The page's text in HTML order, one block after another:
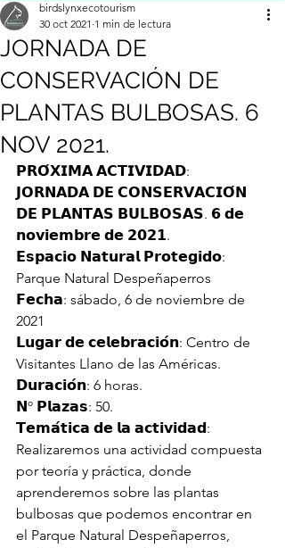
JORNADA DE
CONSERVACIÓN DE
PLANTAS BULBOSAS. 6
NOV 2021.
birdslynxecotourism
30 oct 2021 1 min de lectura
𝗣𝗥𝗢́𝗫𝗜𝗠𝗔 𝗔𝗖𝗧𝗜𝗩𝗜𝗗𝗔𝗗:
𝗝𝗢𝗥𝗡𝗔𝗗𝗔 𝗗𝗘 𝗖𝗢𝗡𝗦𝗘𝗥𝗩𝗔𝗖𝗜𝗢́𝗡
𝗗𝗘 𝗣𝗟𝗔𝗡𝗧𝗔𝗦 𝗕𝗨𝗟𝗕𝗢𝗦𝗔𝗦. 𝟲 𝗱𝗲
𝗻𝗼𝘃𝗶𝗲𝗺𝗯𝗿𝗲 𝗱𝗲 𝟮𝟬𝟮𝟭.
𝗘𝘀𝗽𝗮𝗰𝗶𝗼 𝗡𝗮𝘁𝘂𝗿𝗮𝗹 𝗣𝗿𝗼𝘁𝗲𝗴𝗶𝗱𝗼:
Parque Natural Despeñaperros
𝗙𝗲𝗰𝗵𝗮: sábado, 6 de noviembre de
2021
𝗟𝘂𝗴𝗮𝗿 𝗱𝗲 𝗰𝗲𝗹𝗲𝗯𝗿𝗮𝗰𝗶𝗼́𝗻: Centro de
Visitantes Llano de las Américas.
𝗗𝘂𝗿𝗮𝗰𝗶𝗼́𝗻: 6 horas.
𝗡º 𝗣𝗹𝗮𝘇𝗮𝘀: 50.
𝗧𝗲𝗺𝗮́𝘁𝗶𝗰𝗮 𝗱𝗲 𝗹𝗮 𝗮𝗰𝘁𝗶𝘃𝗶𝗱𝗮𝗱:
Realizaremos una actividad compuesta
por teoría y práctica, donde
aprenderemos sobre las plantas
bulbosas que podemos encontrar en
el Parque Natural Despeñaperros,